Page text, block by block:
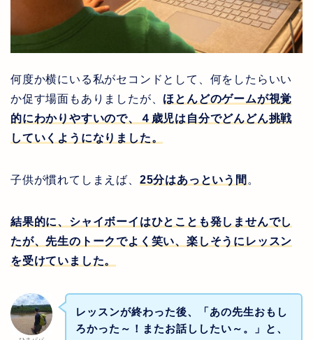
何度か横にいる私がセコンドとして、何をしたらいい
か促す場面もありましたが、 ほとんどのゲームが視覚
的にわかりやすいので、４歳児は自分でどんどん挑戦
していくようになりました。
子供が慣れてしまえば、 25分はあっという間 。
結果的に、シャイボーイはひとことも発しませんでし
たが、先生のトークでよく笑い、楽しそうにレッスン
を受けていました。
レッスンが終わった後、「あの先生おもし
ろかった～！またお話ししたい～。」と、